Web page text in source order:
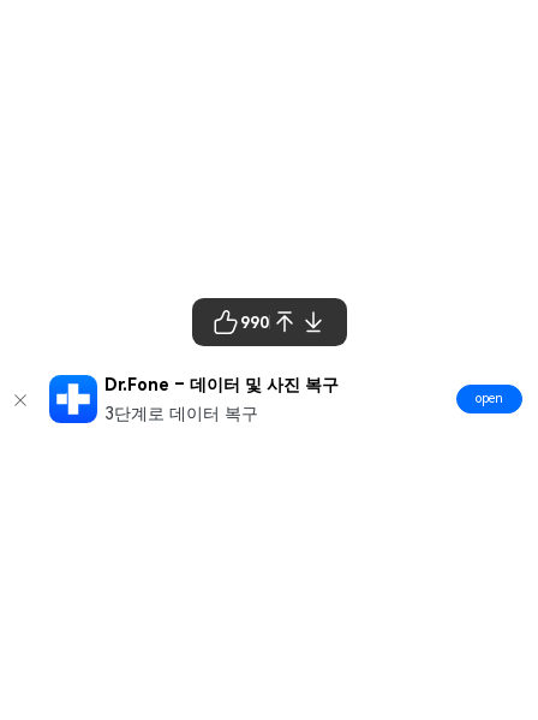
990
Dr.Fone – 데이터 및 사진 복구
3단계로 데이터 복구
open